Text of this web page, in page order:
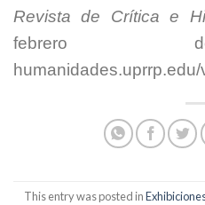
Revista de Crítica e
febrero
This entry was posted in